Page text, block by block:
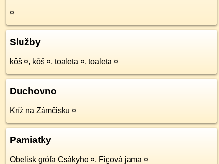
¤
Služby
kôš ¤, kôš ¤, toaleta ¤, toaleta ¤
Duchovno
Kríž na Zámčisku ¤
Pamiatky
Obelisk grófa Csákyho ¤, Figová jama ¤